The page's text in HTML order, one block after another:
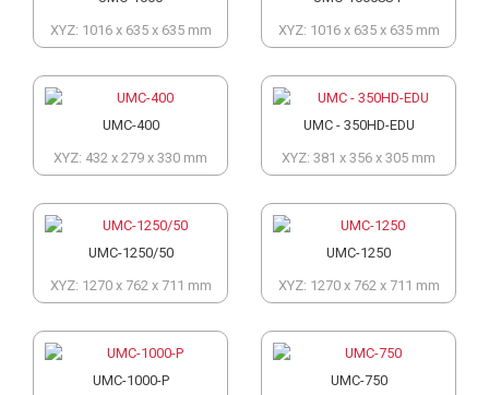
XYZ: 1016 x 635 x 635 mm
XYZ: 1016 x 635 x 635 mm
UMC-400
XYZ: 432 x 279 x 330 mm
UMC - 350HD-EDU
XYZ: 381 x 356 x 305 mm
UMC-1250/50
XYZ: 1270 x 762 x 711 mm
UMC-1250
XYZ: 1270 x 762 x 711 mm
UMC-1000-P
UMC-750